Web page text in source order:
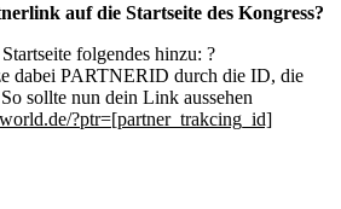
auf die Startseite des Kongress?
folgendes hinzu: ?
dabei PARTNERID durch die ID, die
sollte nun dein Link aussehen
?ptr=[partner_trakcing_id]